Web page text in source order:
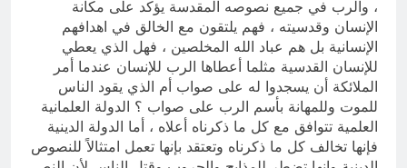
، والرب في جميع نصوصه المقدسة يؤكد على مكانة
الإنسان وقدسيته ، فهم يلتقون مع الخالق في اهدافهم
الإنسانية بل هم عباد الله المخلصين ، فهل الذي يعطي
للإنسان القدسية مثلما أعطاها الرب للإنسان عندما أمر
الملائكة أن يسجدوا له على صواب أم الذي يقود الناس
للموت وللمهانة بأسم الرب على صواب ؟ الدولة العلمانية
العلمية تتوافق مع كل ما ذكرناه أعلاه ، أما الدولة الدينية
فإنها تخالف كل ما ذكرناه وتعتقد بإنها تعمل امتثالاً للنصوص